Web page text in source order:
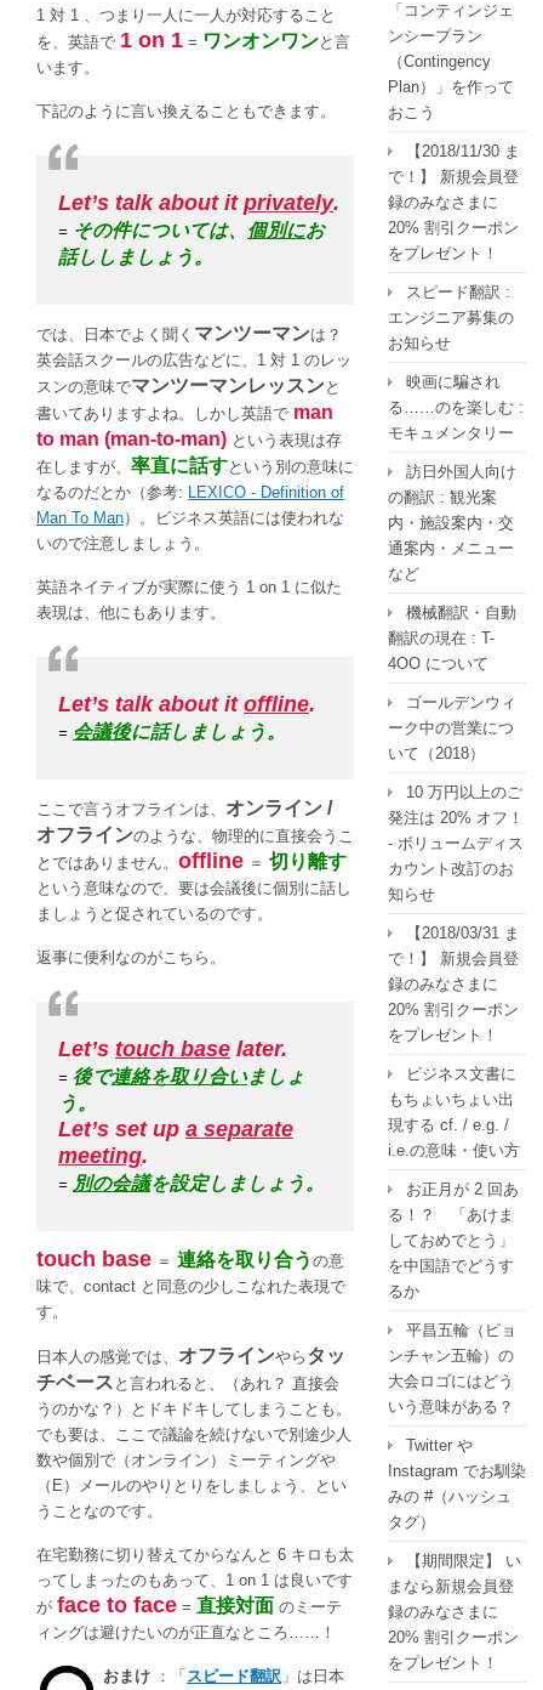
は
1 対 1 、つまり一人に一人が対応すること
を、英語で 1 on 1 = ワンオンワンと言
います。
下記のように言い換えることもできます。
Let’s talk about it privately.
= その件については、 個別にお
話ししましょう。
では、日本でよく聞く マンツーマンは？
英会話スクールの広告などに、1 対 1 のレッ
スンの意味でマンツーマンレッスンと
書いてありますよね。しかし英語で man
to man (man-to-man) という表現は存
在しますが、 率直に話すという別の意味に
なるのだとか（参考: LEXICO - Definition of
Man To Man）。ビジネス英語には使われな
いので注意しましょう。
英語ネイティブが実際に使う 1 on 1 に似た
表現は、他にもあります。
Let’s talk about it offline.
= 会議後に話しましょう。
ここで言うオフラインは、 オンライン /
オフラインのような、物理的に直接会うこ
とではありません。 offline ＝ 切り離す
という意味なので、要は会議後に個別に話し
ましょうと促されているのです。
返事に便利なのがこちら。
Let’s touch base later.
= 後で連絡を取り合いましょ
う。
Let’s set up a separate
meeting.
= 別の会議を設定しましょう。
touch base ＝ 連絡を取り合う の意
味で、contact と同意の少しこなれた表現で
す。
日本人の感覚では、 オフラインやら タッ
チベース と言われると、（あれ？ 直接会
うのかな？）とドキドキしてしまうことも。
でも要は、ここで議論を続けないで別途少人
数や個別で（オンライン）ミーティングや
（E）メールのやりとりをしましょう、とい
うことなのです。
在宅勤務に切り替えてからなんと 6 キロも太
ってしまったのもあって、1 on 1 は良いです
が face to face = 直接対面 のミーテ
ィングは避けたいのが正直なところ……！
おまけ ：「 スピード翻訳 」は日本
「コンティンジェ
ンシープラン
（Contingency
Plan）」を作って
おこう
【2018/11/30 ま
で！】 新規会員登
録のみなさまに
20% 割引クーポン
をプレゼント！
スピード翻訳 :
エンジニア募集の
お知らせ
映画に騙され
る……のを楽しむ :
モキュメンタリー
訪日外国人向け
の翻訳 : 観光案
内・施設案内・交
通案内・メニュー
など
機械翻訳・自動
翻訳の現在 : T-
4OO について
ゴールデンウィ
ーク中の営業につ
いて（2018）
10 万円以上のご
発注は 20% オフ！
- ボリュームディス
カウント改訂のお
知らせ
【2018/03/31 ま
で！】 新規会員登
録のみなさまに
20% 割引クーポン
をプレゼント！
ビジネス文書に
もちょいちょい出
現する cf. / e.g. /
i.e.の意味・使い方
お正月が 2 回あ
る！？ 「あけま
しておめでとう」
を中国語でどうす
るか
平昌五輪（ピョ
ンチャン五輪）の
大会ロゴにはどう
いう意味がある？
Twitter や
Instagram でお馴染
みの #（ハッシュ
タグ）
【期間限定】 い
まなら新規会員登
録のみなさまに
20% 割引クーポン
をプレゼント！